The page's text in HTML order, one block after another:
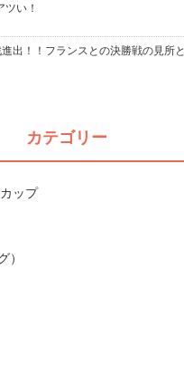
い！
出！！フランスとの決勝戦の見所
カテゴリー
ップ
）